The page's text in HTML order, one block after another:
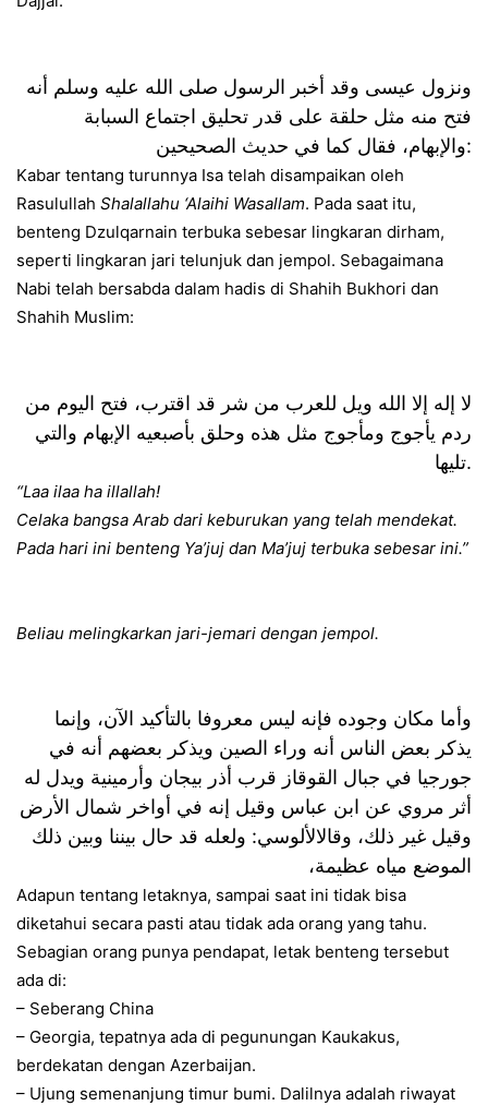
ونزول عيسى وقد أخبر الرسول صلى الله عليه وسلم أنه
فتح منه مثل حلقة على قدر تحليق اجتماع السبابة
والإبهام، فقال كما في حديث الصحيحين:
Kabar tentang turunnya Isa telah disampaikan oleh
Rasulullah Shalallahu ‘Alaihi Wasallam. Pada saat itu,
benteng Dzulqarnain terbuka sebesar lingkaran dirham,
seperti lingkaran jari telunjuk dan jempol. Sebagaimana
Nabi telah bersabda dalam hadis di Shahih Bukhori dan
Shahih Muslim:
لا إله إلا الله ويل للعرب من شر قد اقترب، فتح اليوم من
ردم يأجوج ومأجوج مثل هذه وحلق بأصبعيه الإبهام والتي
تليها.
“Laa ilaa ha illallah!
Celaka bangsa Arab dari keburukan yang telah mendekat.
Pada hari ini benteng Ya’juj dan Ma’juj terbuka sebesar ini.”
Beliau melingkarkan jari-jemari dengan jempol.
وأما مكان وجوده فإنه ليس معروفا بالتأكيد الآن، وإنما
يذكر بعض الناس أنه وراء الصين ويذكر بعضهم أنه في
جورجيا في جبال القوقاز قرب أذر بيجان وأرمينية ويدل له
أثر مروي عن ابن عباس وقيل إنه في أواخر شمال الأرض
وقيل غير ذلك، وقالالألوسي: ولعله قد حال بيننا وبين ذلك
الموضع مياه عظيمة،
Adapun tentang letaknya, sampai saat ini tidak bisa
diketahui secara pasti atau tidak ada orang yang tahu.
Sebagian orang punya pendapat, letak benteng tersebut
ada di:
– Seberang China
– Georgia, tepatnya ada di pegunungan Kaukakus,
berdekatan dengan Azerbaijan.
– Ujung semenanjung timur bumi. Dalilnya adalah riwayat